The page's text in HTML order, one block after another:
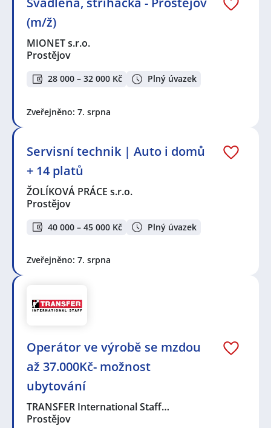
(m/ž)
MIONET s.r.o.
Prostějov
28 000 – 32 000 Kč Plný úvazek
Zveřejněno: 7. srpna
Servisní technik | Auto i domů
+ 14 platů
ŽOLÍKOVÁ PRÁCE s.r.o.
Prostějov
40 000 – 45 000 Kč Plný úvazek
Zveřejněno: 7. srpna
Operátor ve výrobě se mzdou
až 37.000Kč- možnost
ubytování
TRANSFER International Staff…
Prostějov